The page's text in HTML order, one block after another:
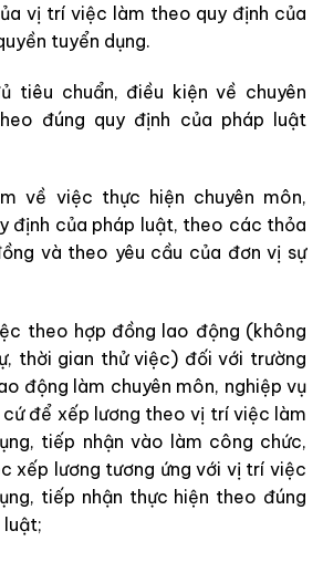
vị trí việc làm theo quy định của
tuyển dụng.
tiêu chuẩn, điều kiện về chuyên
đúng quy định của pháp luật
về việc thực hiện chuyên môn,
định của pháp luật, theo các thỏa
và theo yêu cầu của đơn vị sự
theo hợp đồng lao động (không
thời gian thử việc) đối với trường
động làm chuyên môn, nghiệp vụ
để xếp lương theo vị trí việc làm
tiếp nhận vào làm công chức,
xếp lương tương ứng với vị trí việc
tiếp nhận thực hiện theo đúng
luật;